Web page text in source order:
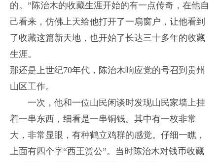
的。”陈治木的收藏生涯开始的有一点传奇，在他自
己看来，仿佛上天给他打开了一扇窗户，让他看到
了收藏这篇新天地，也开始了长达三十多年的收藏
生涯。
那还是上世纪70年代，陈治木响应党的号召到贵州
山区工作。
一次，他和一位山民闲谈时发现山民家墙上挂
着一串东西，细看是一串铜钱。其中有一枚非常
大，非常显眼，有种鹤立鸡群的感觉。仔细一瞧，
上面有四个字“西王赏公”。当时陈治木对钱币收藏